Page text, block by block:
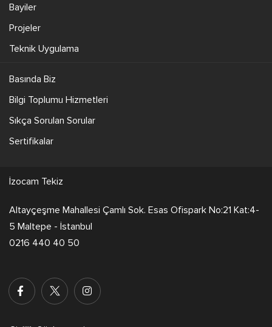
Bayiler
Projeler
Teknik Uygulama
Basında Biz
Bilgi Toplumu Hizmetleri
Sıkça Sorulan Sorular
Sertifikalar
İzocam Tekiz
Altayçeşme Mahallesi Çamlı Sok. Esas Ofispark No:21 Kat:4-
5 Maltepe - İstanbul
0216 440 40 50